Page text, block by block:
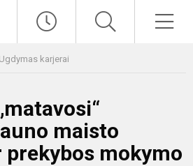
Ugdymas karjerai
maisto
prekybos mokymo